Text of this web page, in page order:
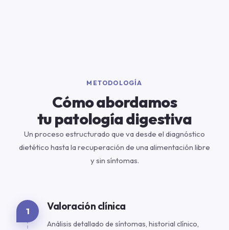
METODOLOGÍA
Cómo abordamos
tu patología digestiva
Un proceso estructurado que va desde el diagnóstico
dietético hasta la recuperación de una alimentación libre
y sin síntomas.
1 Valoración clínica
Análisis detallado de síntomas, historial clínico,